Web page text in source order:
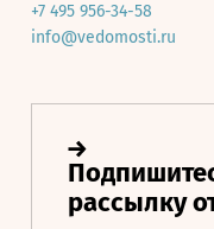
+7 495 956-34-58
info@vedomosti.ru